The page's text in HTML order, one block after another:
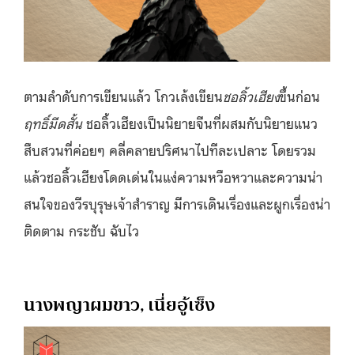
ตามลำดับการเขียนแล้ว โกวเล้งเขียนชอลิ้วเฮียงขึ้นก่อน
ฤทธิ์มีดสั้นชอลิ้วเฮียงเป็นนิยายจีนที่ผสมกับนิยายแนว
สืบสวนที่ค่อยๆ คลี่คลายปริศนาไปทีละเปลาะ โดยรวม
แล้วชอลิ้วเฮียงโดดเด่นในแง่ความหวือหวาและความน่า
สนใจของวีรบุรุษเจ้าสำราญ มีการเดินเรื่องและผูกเรื่องน่า
ติดตาม กระชับ ฉับไว
นางพญาผมขาว, เนี่ยอู้เซ็ง